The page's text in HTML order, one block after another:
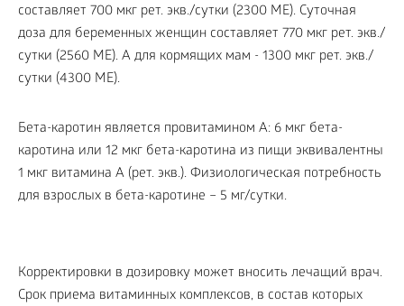
составляет 700 мкг рет. экв./сутки (2300 МЕ). Суточная
доза для беременных женщин составляет 770 мкг рет. экв./
сутки (2560 МЕ). А для кормящих мам - 1300 мкг рет. экв./
сутки (4300 МЕ).
Бета-каротин является провитамином А: 6 мкг бета-
каротина или 12 мкг бета-каротина из пищи эквивалентны
1 мкг витамина А (рет. экв.). Физиологическая потребность
для взрослых в бета-каротине – 5 мг/сутки.
Корректировки в дозировку может вносить лечащий врач.
Срок приема витаминных комплексов, в состав которых